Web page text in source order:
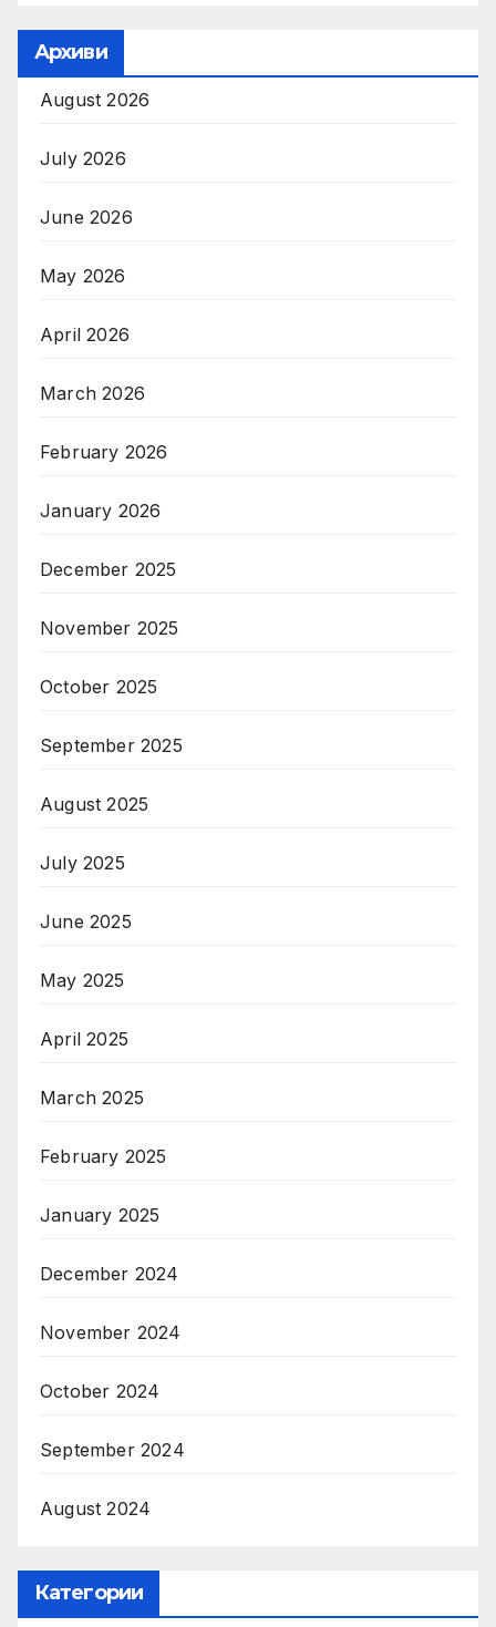
Архиви
August 2026
July 2026
June 2026
May 2026
April 2026
March 2026
February 2026
January 2026
December 2025
November 2025
October 2025
September 2025
August 2025
July 2025
June 2025
May 2025
April 2025
March 2025
February 2025
January 2025
December 2024
November 2024
October 2024
September 2024
August 2024
Категории